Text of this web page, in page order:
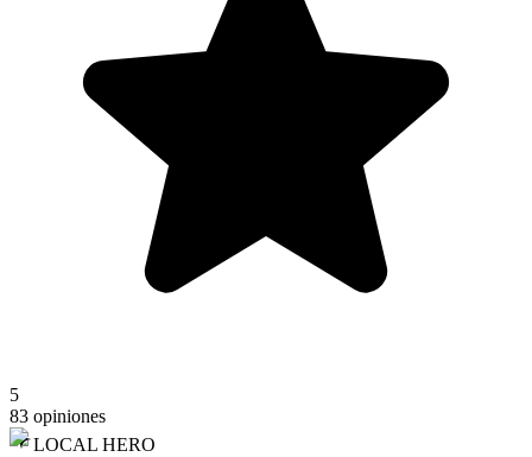
5
83 opiniones
LOCAL HERO